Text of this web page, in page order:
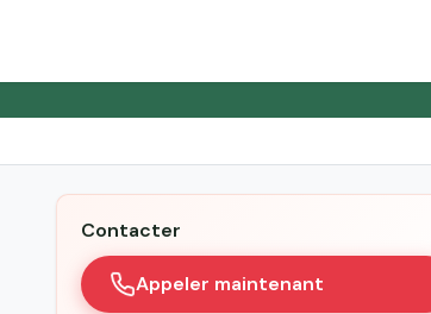
Contacter
Appeler maintenant